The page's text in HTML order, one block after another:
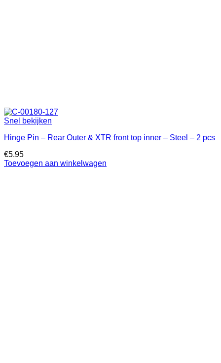
Snel bekijken
Hinge Pin – Rear Outer & XTR front top inner – Steel – 2 pcs
€5.95
Toevoegen aan winkelwagen